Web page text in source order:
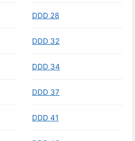
DDD 28
DDD 32
DDD 34
DDD 37
DDD 41